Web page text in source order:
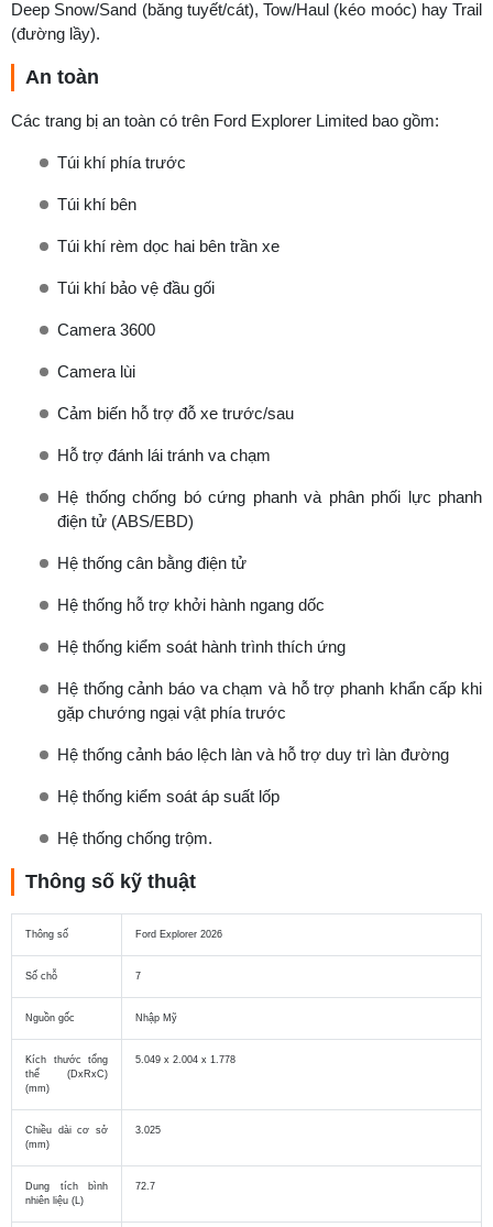
Deep Snow/Sand (băng tuyết/cát), Tow/Haul (kéo moóc) hay Trail
(đường lầy).
An toàn
Các trang bị an toàn có trên Ford Explorer Limited bao gồm:
Túi khí phía trước
Túi khí bên
Túi khí rèm dọc hai bên trần xe
Túi khí bảo vệ đầu gối
Camera 3600
Camera lùi
Cảm biến hỗ trợ đỗ xe trước/sau
Hỗ trợ đánh lái tránh va chạm
Hệ thống chống bó cứng phanh và phân phối lực phanh
điện tử (ABS/EBD)
Hệ thống cân bằng điện tử
Hệ thống hỗ trợ khởi hành ngang dốc
Hệ thống kiểm soát hành trình thích ứng
Hệ thống cảnh báo va chạm và hỗ trợ phanh khẩn cấp khi
gặp chướng ngại vật phía trước
Hệ thống cảnh báo lệch làn và hỗ trợ duy trì làn đường
Hệ thống kiểm soát áp suất lốp
Hệ thống chống trộm.
Thông số kỹ thuật
Thông số Ford Explorer 2026
Số chỗ 7
Nguồn gốc Nhập Mỹ
Kích thước tổng
thể (DxRxC)
(mm)
5.049 x 2.004 x 1.778
Chiều dài cơ sở
(mm)
3.025
Dung tích bình
nhiên liệu (L)
72.7